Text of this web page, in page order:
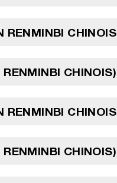
RENMINBI CHINOIS
CHINOIS)
RENMINBI CHINOIS
CHINOIS)